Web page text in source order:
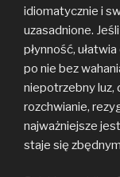
idiomatycznie i
uzasadnione.
płynność,
po nie bez
niepotrzebny luz,
rozchwianie,
najważniejsze
staje się